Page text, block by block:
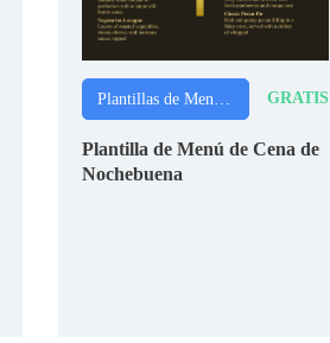
GRATIS
Plantilla de Menú de Cena de
Nochebuena